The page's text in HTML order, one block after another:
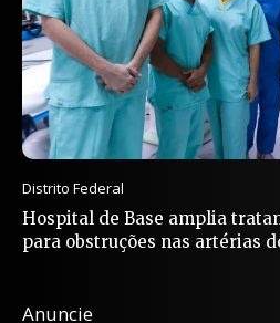
Distrito Federal
Hospital de Base amplia
para obstruções nas artérias
Anuncie